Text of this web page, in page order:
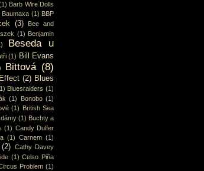
Barb Wire Dolls
Baumaxa (1) BBP
(3)
Bee and
(1) Benjamin
Beseda u
(1) Bill Evans
Bittová (8)
(2) Blues
Bluesraiders (1)
(1) Bonobo (1)
(1)
British Sea
(1) Buchty a
(1) Candy Dulfer
(1) Carnem (1)
(2) Cathy Davey
(1) Celso Piña
Problem (1)